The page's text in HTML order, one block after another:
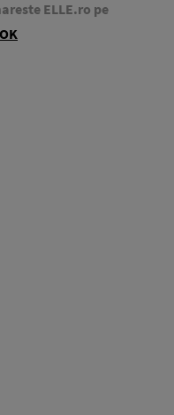
ELLE.ro pe